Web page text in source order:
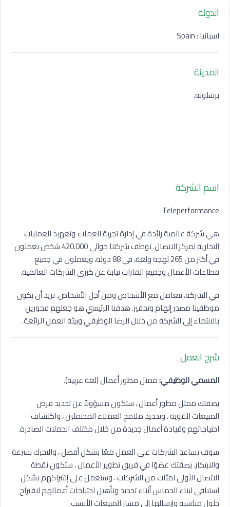
الدولة
اسبانيا : Spain
المدينة
برشلونة.
اسم الشركة
Teleperformance
هي شركة عالمية رائدة في إدارة تجربة العملاء وتعهيد العمليات
التجارية لمركز الاتصال. توظف شركتنا حوالي 420.000 شخص يعملون
في أكثر من 265 لهجة ولغة، في 88 دولة، ويعملون في جميع
قطاعات الأعمال وجميع القارات نيابة عن كبرى الشركات العالمية.
في الشركة، نتعامل مع الأشخاص ومن أجل الأشخاص. نريد أن يكون
موظفينا مصدر إلهام وتحفيز. هدفنا الرئيسي هو جعلهم فخورين
بالانتماء إلى الشركة من خلال الرضا الوظيفي وبيئة العمل الرائعة.
شرحالعمل
المسمي الوظيفي:ممثل مطور أعمال (لغة عربية).
بصفتك ممثل مطور أعمال ، ستكون مسؤولاً عن تحديد فرص
المبيعات القوية ، وتحديد ملامح العملاء المحتملين ، واكتشاف
احتياجاتهم وقيادة أعمال جديدة من خلال مختلف الحملات الصادرة.
سوف تساعد الشركات على العمل معًا بشكل أفضل ، والتحرك بسرعة
والابتكار. بصفتك عضوًا في فريق تطوير الأعمال ، ستكون نقطة
الاتصال الأولى لمئات من الشركات ، وستعمل على إشراكهم بشكل
استباقي لبناء الحماس أثناء تحديد وتأهيل احتياجات أعمالهم لاقتراح
حلول مناسبة وإرسالها إلى مسار المبيعات الأنسب.